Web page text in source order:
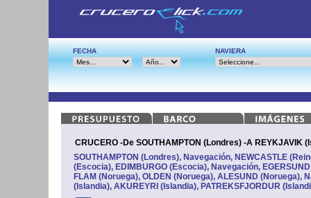
FECHA NAVIERA
CRUCERO -De SOUTHAMPTON (Londres) -A REYKJAVIK
SOUTHAMPTON (Londres), Navegación, NEWCASTLE
(Escocia), EDIMBURGO (Escocia), Navegación,
FLAM (Noruega), OLDEN (Noruega), ALESUND (Noruega),
(Islandia), AKUREYRI (Islandia), PATREKSFJORDUR